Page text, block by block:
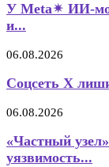
У Meta✴ ИИ-
и...
06.08.2026
Соцсеть X
06.08.2026
«Частный
уязвимость...